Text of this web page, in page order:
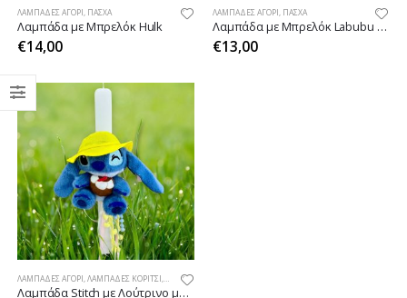
ΛΑΜΠΆΔΕΣ ΑΓΌΡΙ, ΠΆΣΧΑ
Λαμπάδα με Μπρελόκ Hulk
€14,00
ΛΑΜΠΆΔΕΣ ΑΓΌΡΙ , ΠΆΣΧΑ
Λαμπάδα με Μπρελόκ Labubu Boy
€13,00
ΛΑΜΠΆΔΕΣ ΑΓΌΡΙ,ΛΑΜΠΆΔΕΣ ΚΟΡΊΤΣΙ, ΠΆΣΧΑ
Λαμπάδα Stitch με Λούτρινο μπρελόκ με Καπέλο